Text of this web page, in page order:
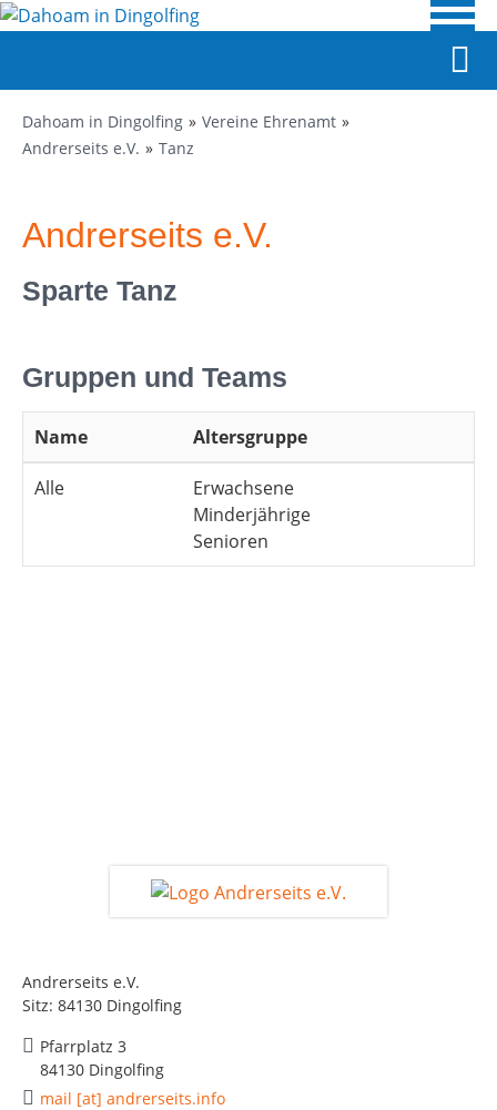
Dahoam in Dingolfing
Vereine Ehrenamt
Andrerseits e.V.
Tanz
Andrerseits e.V.
Sitz: 84130 Dingolfing
Pfarrplatz 3
84130 Dingolfing
mail [at] andrerseits.info
Andrerseits e.V.
Sparte Tanz
Gruppen und Teams
Name Altersgruppe
Alle
Erwachsene
Minderjährige
Senioren